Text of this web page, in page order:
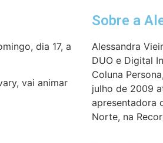
dia 17, a
vai animar
Sobre a
Alessandra
DUO e Digital
Coluna
julho de 2009
apresentadora
Norte, na